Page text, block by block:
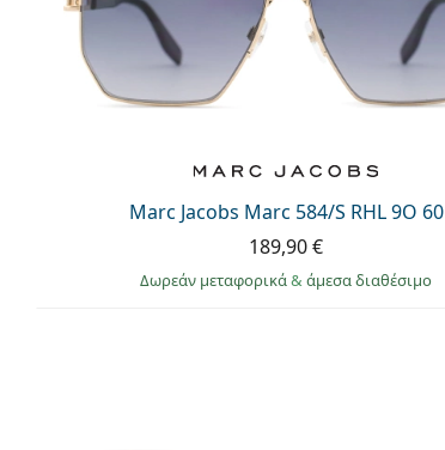
Marc Jacobs Marc 584/S RHL 9O 60
189,90 €
Δωρεάν μεταφορικά& άμεσα διαθέσιμο